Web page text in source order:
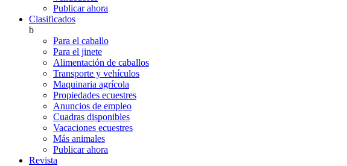
Publicar ahora
Clasificados
b
Para el caballo
Para el jinete
Alimentación de caballos
Transporte y vehículos
Maquinaria agrícola
Propiedades ecuestres
Anuncios de empleo
Cuadras disponibles
Vacaciones ecuestres
Más animales
Publicar ahora
Revista